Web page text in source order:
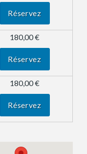
Réservez
180,00 €
Réservez
180,00 €
Réservez